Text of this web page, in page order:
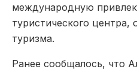
международную
туристического центра,
туризма.
Ранее сообщалось, что